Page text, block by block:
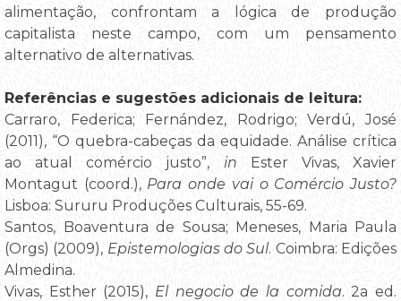
alimentação, confrontam a lógica de produção
capitalista neste campo, com um pensamento
alternativo de alternativas.
Referências e sugestões adicionais de leitura:
Carraro, Federica; Fernández, Rodrigo; Verdú, José
(2011), “O quebra-cabeças da equidade. Análise crítica
ao atual comércio justo”, in Ester Vivas, Xavier
Montagut (coord.), Para onde vai o Comércio Justo?
Lisboa: Sururu Produções Culturais, 55-69.
Santos, Boaventura de Sousa; Meneses, Maria Paula
(Orgs) (2009), Epistemologias do Sul. Coimbra: Edições
Almedina.
Vivas, Esther (2015), El negocio de la comida. 2a ed.